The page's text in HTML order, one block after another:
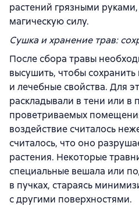
растений грязными
магическую силу.
Сушка и хранение трав:
После сбора травы
высушить, чтобы сохранить
и лечебные свойства. Для
раскладывали в тени или в
проветриваемых
воздействие считалось
считалось, что оно
растения. Некоторые
специальные вешала или
в пучках, стараясь
с другими поверхностями.